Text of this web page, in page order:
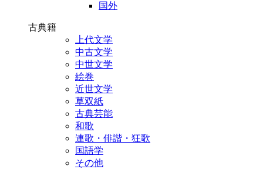
国外
古典籍
上代文学
中古文学
中世文学
絵巻
近世文学
草双紙
古典芸能
和歌
連歌・俳諧・狂歌
国語学
その他